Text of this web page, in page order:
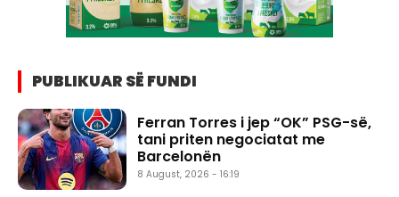
PUBLIKUAR SË FUNDI
Ferran Torres i jep “OK” PSG-së,
tani priten negociatat me
Barcelonën
8 August, 2026 - 16:19